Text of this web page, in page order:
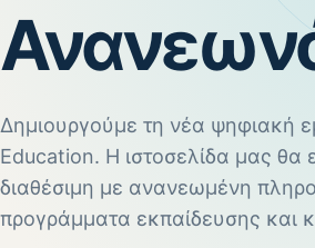
Δημιουργούμε τη νέα ψηφιακή
Education. Η ιστοσελίδα μας θα
διαθέσιμη με ανανεωμένη
προγράμματα εκπαίδευσης και